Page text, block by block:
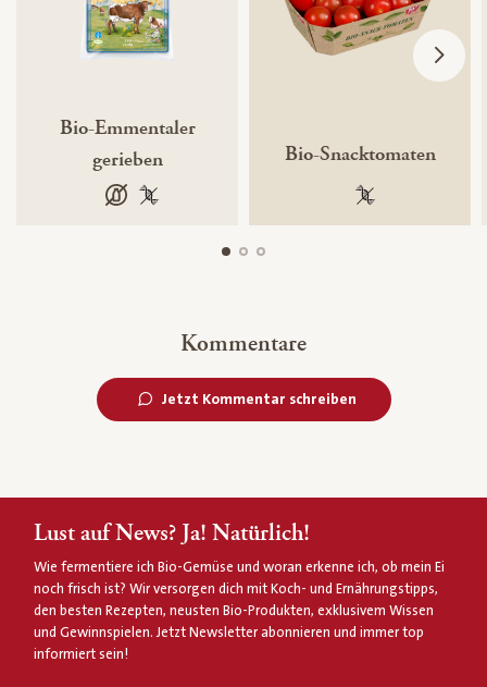
Bio-Emmentaler
gerieben
laktosefrei100 % gentechnikfrei
Bio-Snacktomaten
100 %
Kommentare
Jetzt Kommentar schreiben
Lust auf News? Ja! Natürlich!
Wie fermentiere ich Bio-Gemüse und woran erkenne ich, ob mein Ei
noch frisch ist? Wir versorgen dich mit Koch- und Ernährungstipps,
den besten Rezepten, neusten Bio-Produkten, exklusivem Wissen
und Gewinnspielen. Jetzt Newsletter abonnieren und immer top
informiert sein!